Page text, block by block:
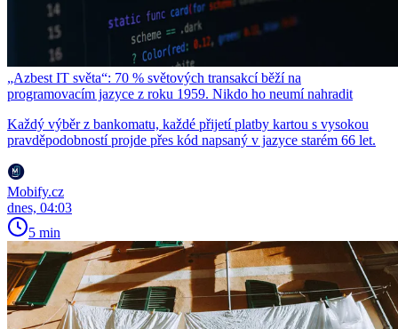
„Azbest IT světa“: 70 % světových transakcí běží na
programovacím jazyce z roku 1959. Nikdo ho neumí nahradit
Každý výběr z bankomatu, každé přijetí platby kartou s vysokou
pravděpodobností projde přes kód napsaný v jazyce starém 66 let.
Mobify.cz
dnes, 04:03
5 min